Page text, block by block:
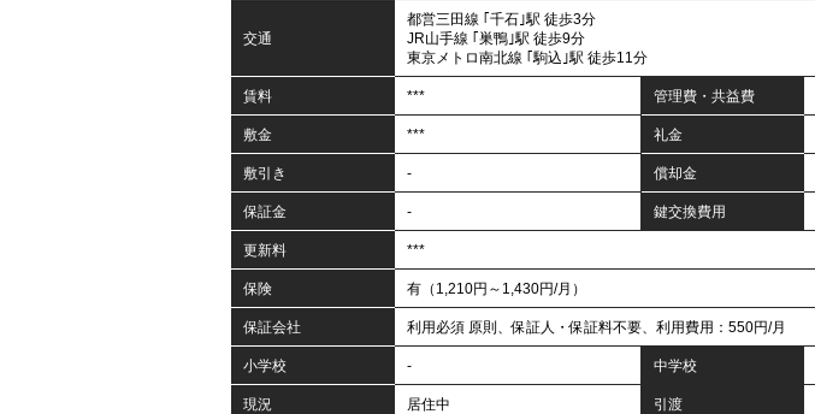
交通
都営三田線 ｢千石｣駅 徒歩3分
JR山手線 ｢巣鴨｣駅 徒歩9分
東京メトロ南北線 ｢駒込｣駅 徒歩11分
賃料 *** 管理費・共益費
敷金 *** 礼金
敷引き - 償却金
保証金 - 鍵交換費用
更新料 ***
保険 有（1,210円～1,430円/月）
保証会社 利用必須 原則、保証人・保証料不要、利用費用：550円/月
小学校 - 中学校
現況 居住中 引渡